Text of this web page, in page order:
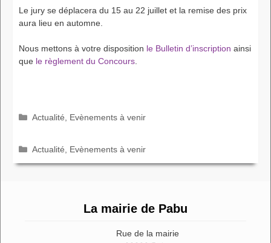
Le jury se déplacera du 15 au 22 juillet et la remise des prix
aura lieu en automne.
Nous mettons à votre disposition le Bulletin d’inscription ainsi
que le règlement du Concours.
Catégories
Actualité, Evènements à venir
Catégories
Actualité, Evènements à venir
La mairie de Pabu
Rue de la mairie